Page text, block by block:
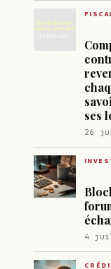
ses
26
4